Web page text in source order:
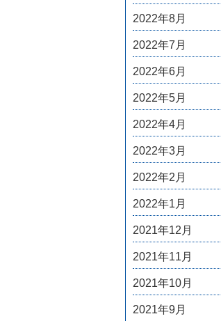
2022年8月
2022年7月
2022年6月
2022年5月
2022年4月
2022年3月
2022年2月
2022年1月
2021年12月
2021年11月
2021年10月
2021年9月